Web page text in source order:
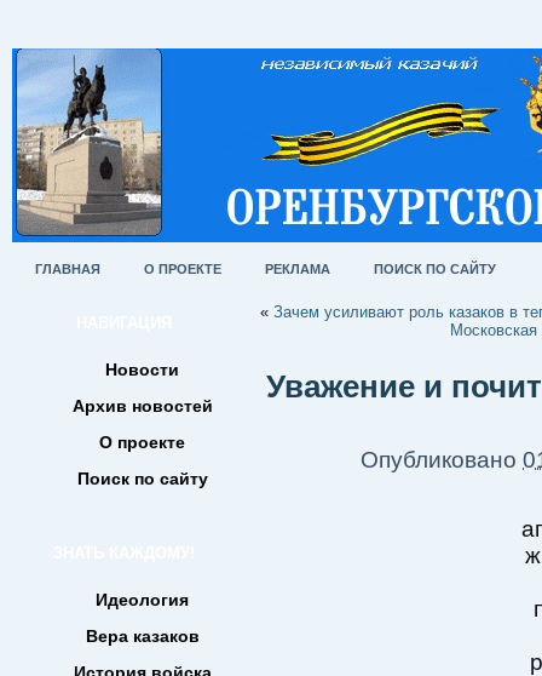
ГЛАВНАЯ О ПРОЕКТЕ РЕКЛАМА ПОИСК ПО САЙТУ
Новости
Архив новостей
О проекте
Поиск по сайту
Идеология
Вера казаков
« Зачем усиливают роль казаков в
Уважение и
Опубликовано